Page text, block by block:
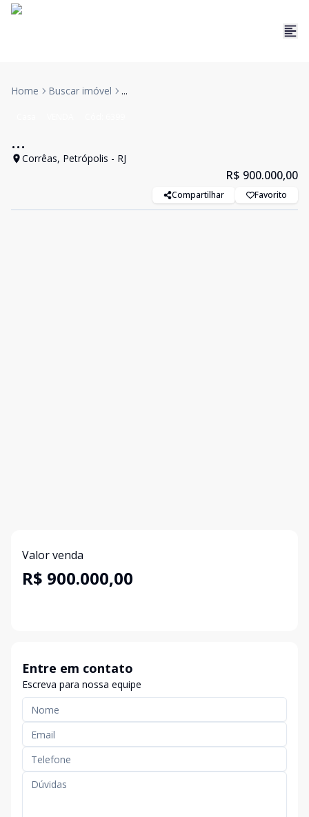
Home Buscar imóvel ...
...
Corrêas, Petrópolis - RJ
R$ 900.000,00
Compartilhar Favorito
Valor venda
R$ 900.000,00
Entre em contato
Escreva para nossa equipe